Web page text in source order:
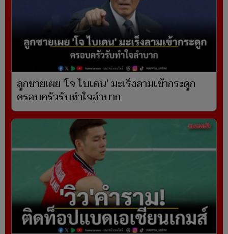
ลูกชายเผย 'โจ ไบเดน' มะเร็งลามเข้ากระดูก
ครอบครัวรับทำใจลำบาก